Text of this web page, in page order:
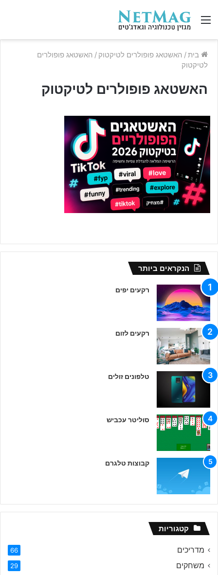
תפריט
בית/ האשטאג פופולרים לטיקטוק / האשטאג פופולרים
לטיקטוק
האשטאג פופולרים לטיקטוק
הנקראים ביותר
רקעים יפים
רקעים לזום
טלפונים זולים
סוליטר עכביש
קבוצות טלגרם
קטגוריות
מדריכים 66
משחקים 29